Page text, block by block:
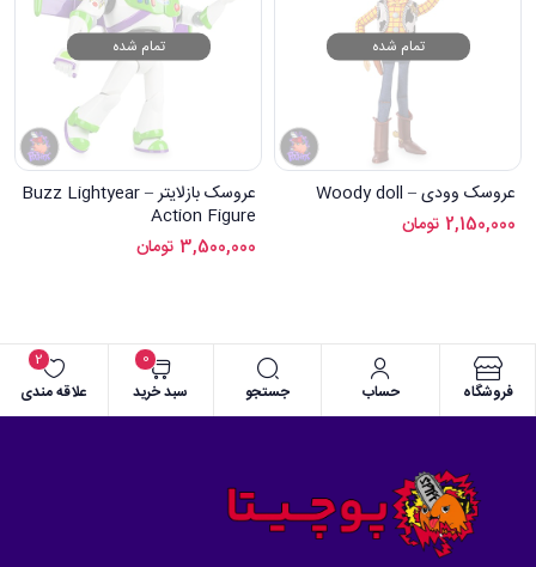
تمام شده
عروسک وودی – Woody doll
2,150,000 تومان
تمام شده
عروسک بازلایتر – Buzz Lightyear
Action Figure
3,500,000 تومان
فروشگاه حساب جستجو سبد خرید
0
علاقه مندی
2